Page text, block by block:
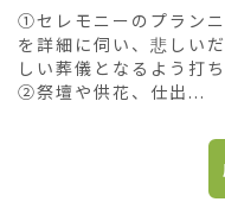
①セレモニーのプラン
を詳細に伺い、悲しい
しい葬儀となるよう打
②祭壇や供花、仕出...